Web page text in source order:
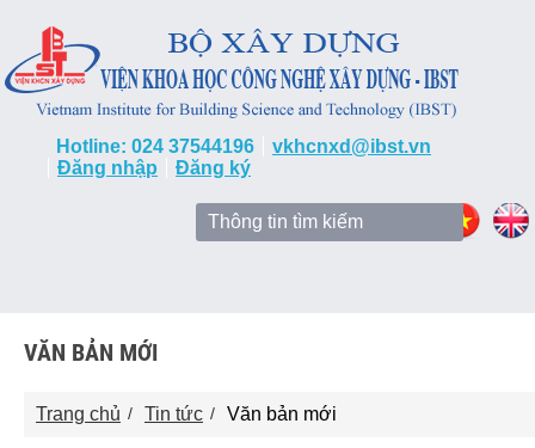
Hotline: 024 37544196
vkhcnxd@ibst.vn
Đăng nhập
Đăng ký
VĂN BẢN MỚI
Trang chủ Tin tức Văn bản mới